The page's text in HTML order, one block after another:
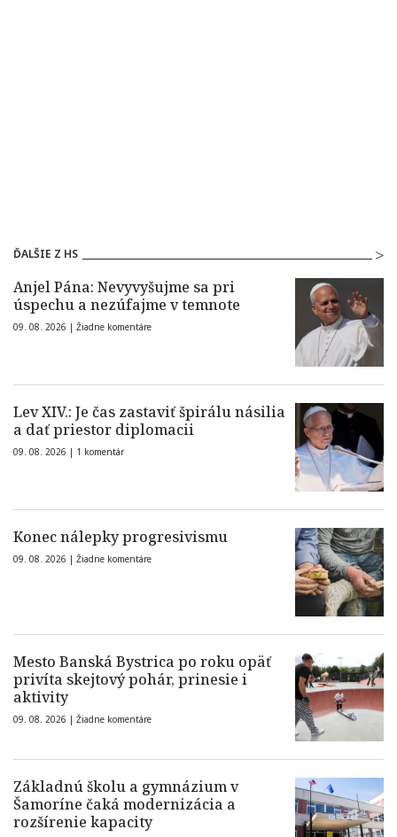
ĎALŠIE Z HS
Anjel Pána: Nevyvyšujme sa pri
úspechu a nezúfajme v temnote
09. 08. 2026 | Žiadne komentáre
Lev XIV.: Je čas zastaviť špirálu násilia
a dať priestor diplomacii
09. 08. 2026 | 1 komentár
Konec nálepky progresivismu
09. 08. 2026 | Žiadne komentáre
Mesto Banská Bystrica po roku opäť
privíta skejtový pohár, prinesie i
aktivity
09. 08. 2026 | Žiadne komentáre
Základnú školu a gymnázium v
Šamoríne čaká modernizácia a
rozšírenie kapacity